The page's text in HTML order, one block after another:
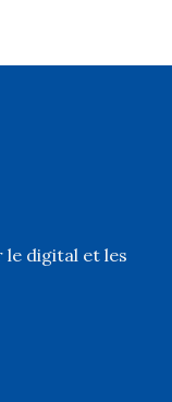
le digital et les